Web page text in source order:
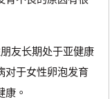
友长期处于亚健康
对于女性卵泡发育
康。